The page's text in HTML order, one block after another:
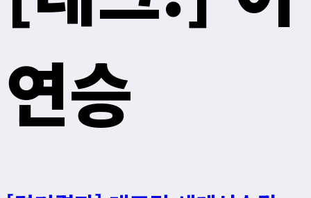
연승